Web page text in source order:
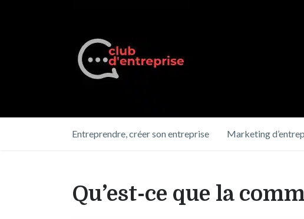
Entreprendre, créer son entreprise Marketing
Qu’est-ce que la